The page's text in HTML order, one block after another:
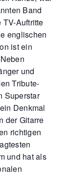
Band
TV-Auftritte
englischen
ist ein
und
Tribute-
Superstar
Denkmal
der Gitarre
richtigen
und hat als